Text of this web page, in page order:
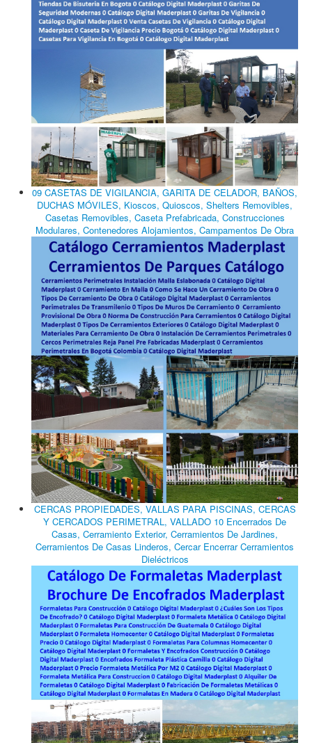
09 CASETAS DE VIGILANCIA, GARITA DE CELADOR, BAÑOS,
DUCHAS MÓVILES, Kioscos, Quioscos, Shelters Removibles,
Casetas Removibles, Caseta Prefabricada, Construcciones
Modulares, Contenedores Alojamientos, Campamentos De Obra
CERCAS PROPIEDADES, VALLAS PARA PISCINAS, CERCAS
Y CERCADOS PERIMETRAL, VALLADO 10 Encerrados De
Casas, Cerramiento Exterior, Cerramientos De Jardines,
Cerramientos De Casas Linderos, Cercar Encerrar Cerramientos
Dieléctricos